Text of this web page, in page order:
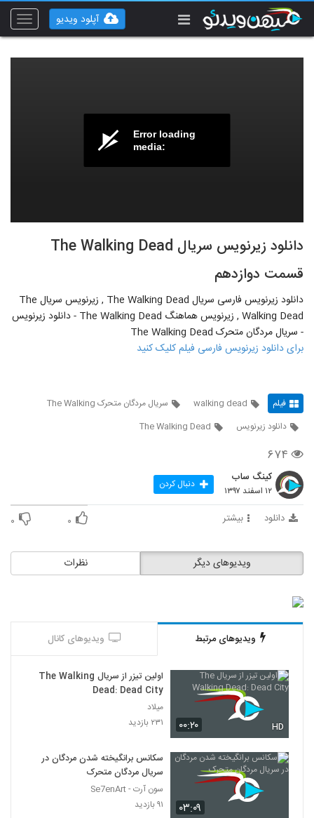
Toggle
آپلود ویدیو
Error loading
media:
دانلود زیرنویس سریال The Walking Dead
قسمت دوازدهم
دانلود زیرنویس فارسی سریال The Walking Dead , زیرنویس سریال The
Walking Dead , زیرنویس هماهنگ The Walking Dead - دانلود زیرنویس
- سریال مردگان متحرک The Walking Dead
برای دانلود زیرنویس فارسی فیلم کلیک کنید
فیلم walking dead
سریال مردگان متحرک The Walking
دانلود زیرنویس
The Walking Dead
۶۷۴
کینگ ساب
۱۲ اسفند ۱۳۹۷ دنبال کردن
دانلود بیشتر ۰ ۰
نظرات ویدیوهای دیگر
ویدیوهای مرتبط ویدیوهای کانال
۰۰:۲۰ HD
اولین تیزر از سریال The Walking
Dead: Dead City
میلاد
۲۳۱ بازدید
۰۳:۰۹
سکانس برانگیخته شدن مردگان در
سریال مردگان متحرک
سون آرت - Se7enArt
۹۱ بازدید